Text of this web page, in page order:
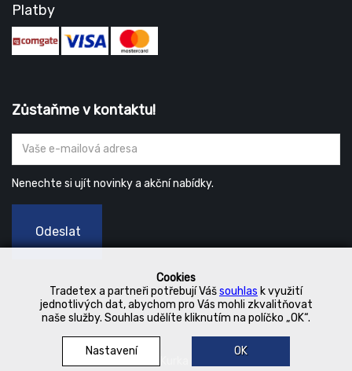
Cookies
Tradetex a partneři potřebují Vášsouhlas k využití
jednotlivých dat, abychom pro Vás mohli zkvalitňovat
naše služby. Souhlas udělíte kliknutím na políčko „OK“.
Nastavení OK
Platby
Zůstaňme v kontaktu!
Nenechte si ujít novinky a akční nabídky.
Odeslat